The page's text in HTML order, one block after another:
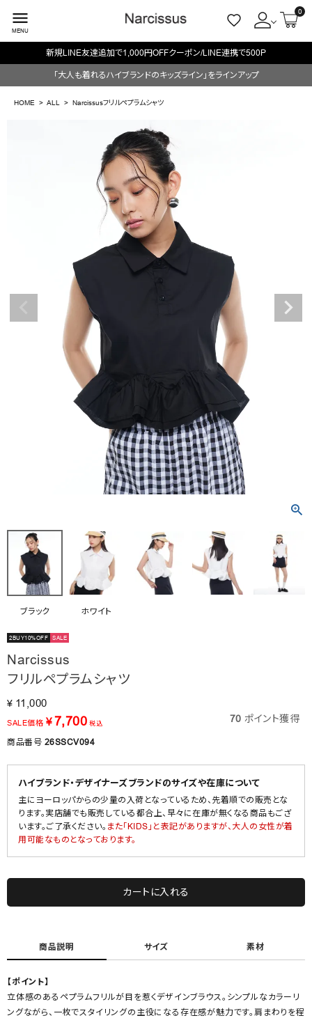
menu
MENU
0
ようこそ ゲスト 様
search
COMING SOON
はじめてご利用の方へ
お問い合わせ
毎週火/金はオリジナル・木はブランド入荷販売日
「大人も着れるハイブランドのキッズライン」をラインアップ
HOME ALL Narcissusフリルペプラムシャツ
ブラック ホワイト
2BUY10%OFF SALE
Narcissus
フリルペプラムシャツ
¥ 11,000
SALE価格 ¥ 7,700 税込 70 ポイント獲得
商品番号 26SSCV094
ハイブランド・デザイナーズブランドのサイズや在庫について
主にヨーロッパからの少量の入荷となっているため、先着順での販売とな
ります。実店舗でも販売している都合上、早々に在庫が無くなる商品もござ
います。ご了承ください。 また「KIDS」と表記がありますが、大人の女性が着
用可能なものとなっております。
カートに入れる
商品説明 サイズ 素材
【ポイント】
立体感のあるペプラムフリルが目を惹くデザインブラウス。シンプルなカラーリ
ングながら、一枚でスタイリングの主役になる存在感が魅力です。肩まわりを程